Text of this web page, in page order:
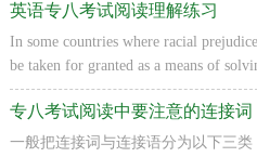
英语专八考试阅读理解练习
In some countries where racial
be taken for granted as a means of
专八考试阅读中要注意的连接词
一般把连接词与连接语分为以下三类